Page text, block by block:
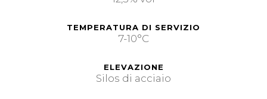
TEMPERATURA DI SERVIZIO
7-10°C
ELEVAZIONE
Silos di acciaio